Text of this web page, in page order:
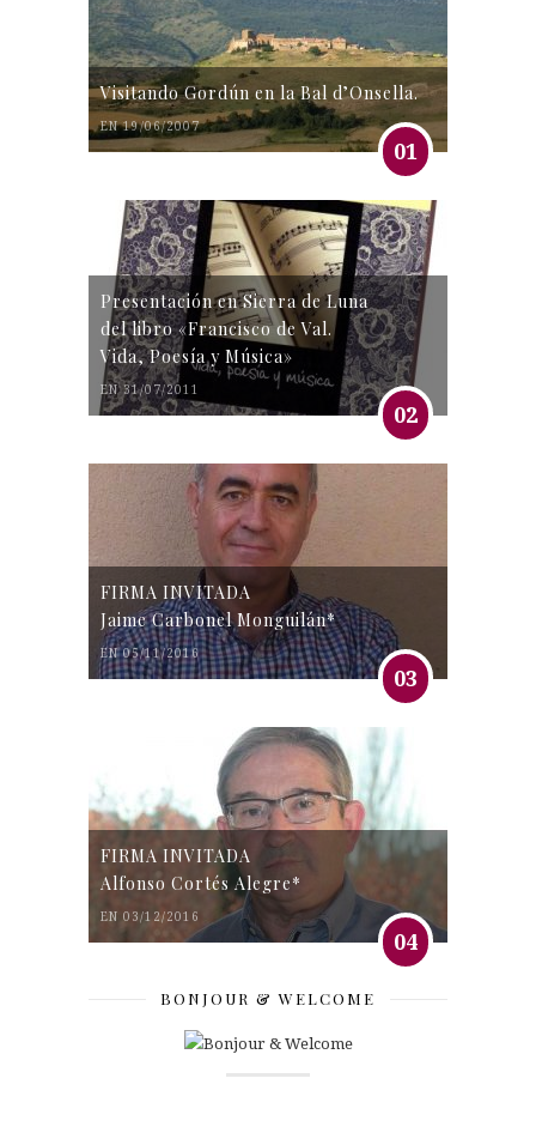
Visitando Gordún en la Bal d’Onsella.
EN 19/06/2007
01
Presentación en Sierra de Luna
del libro «Francisco de Val.
Vida, Poesía y Música»
EN 31/07/2011
02
FIRMA INVITADA
Jaime Carbonel Monguilán*
EN 05/11/2016
03
FIRMA INVITADA
Alfonso Cortés Alegre*
EN 03/12/2016
04
BONJOUR & WELCOME